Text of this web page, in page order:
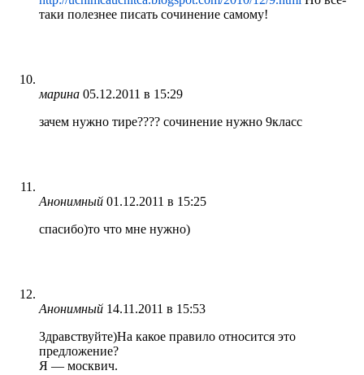
таки полезнее писать сочинение самому!
марина 05.12.2011 в 15:29
зачем нужно тире???? сочинение нужно 9класс
Анонимный 01.12.2011 в 15:25
спасибо)то что мне нужно)
Анонимный 14.11.2011 в 15:53
Здравствуйте)На какое правило относится это
предложение?
Я — москвич.